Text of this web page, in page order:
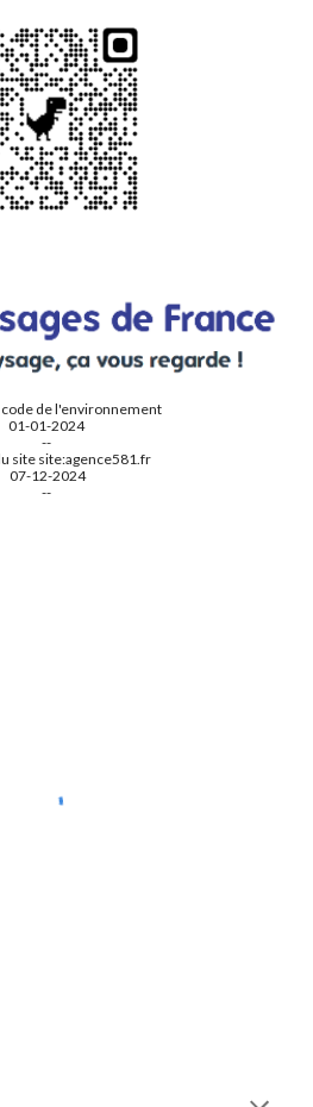
de l'environnement
01-01-2024
--
sitesite:agence581.fr
07-12-2024
--